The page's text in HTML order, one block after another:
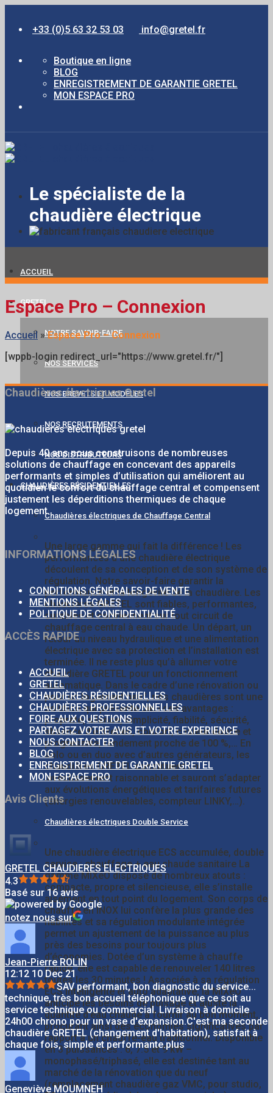
+33 (0)5 63 32 53 03 info@gretel.fr
Boutique en ligne
BLOG
ENREGISTREMENT DE GARANTIE GRETEL
MON ESPACE PRO
Le spécialiste de la
chaudière électrique
ACCUEIL
GRETEL
NOTRE SAVOIR-FAIRE
NOS SERVICES
NOS BREVETS ET MODÈLES
NOS RECRUTEMENTS
NOS DISTRIBUTEURS
CHAUDIÈRES RÉSIDENTIELLES
Chaudières électriques de Chauffage Central
Une large gamme qui fait la différence ! Les
performances d’une chaudière électrique
découlent de sa conception et de son système de
régulation. Notre savoir-faire garantir la
performance et la longévité de la chaudière. Les
chaudières GRETEL sont fiables, performantes,
durables et conviennent sur tout circuit de
chauffage central à eau chaude. Un départ, un
retour au niveau hydraulique et une alimentation
électrique avec sa protection et l’installation est
terminée. Il ne reste plus qu’à allumer votre
chaudière GRETEL pour un fonctionnement
automatique. Dans le cadre d’une rénovation ou
pour un logement neuf, nos chaudières sont une
solution qui présente bien des avantages :
propreté, silence, simplicité, fiabilité, sécurité,
absence d’entretien, confort, chaleur douce et
progressive, rendement proche de 100 %,… En
solo ou en duo avec d’autres générateurs, les
chaudières GRETEL constituent un
investissement raisonnable et sauront s’adapter
aux évolutions énergétiques et tarifaires futures
(énergies renouvelables, compteur LINKY,…).
Chaudières électriques Double Service
Une chaudière électrique ECS accumulée, double
service : chauffage + eau chaude sanitaire La
gamme MIXéO dispose de nombreux atouts :
compacte, propre et silencieuse, elle s’installe
aisément en tout point du logement. Son corps de
chauffe en INOX lui confère la plus grande des
fiabilités et sa régulation modulante intégrée
permet un ajustement de la puissance au plus
près des besoins pour toujours plus
d’économies. Dotée d’un système à chauffe
rapide, elle est capable de renouveler 140 litres
toutes les 30 minutes ! Associée à sa régulation
ECS intelligente et auto adaptative, la MIXéO
anticipe les besoins de puisage et ajuste la
quantité d’eau chaude à fournir au bon moment,
procurant ainsi des économies significatives par
rapport à un chauffe-eau traditionnel. Disponible
en 3 puissances : 6, 7.5 et 9 kW –
monophasé/triphasé, elle est destinée tant au
marché de la rénovation que du neuf
(remplacement chaudière gaz VMC, pour studio,
Espace Pro – Connexion
Accueil »Espace Pro – Connexion
[wppb-login redirect_url="https://www.gretel.fr/"]
Chaudières électriques Gretel
Depuis 40 ans nous construisons de nombreuses
solutions de chauffage en concevant des appareils
performants et simples d’utilisation qui améliorent au
quotidien le confort du chauffage central et compensent
justement les déperditions thermiques de chaque
logement.
INFORMATIONS LÉGALES
CONDITIONS GÉNÉRALES DE VENTE
MENTIONS LÉGALES
POLITIQUE DE CONFIDENTIALITÉ
ACCÈS RAPIDE
ACCUEIL
GRETEL
CHAUDIÈRES RÉSIDENTIELLES
CHAUDIÈRES PROFESSIONNELLES
FOIRE AUX QUESTIONS
PARTAGEZ VOTRE AVIS ET VOTRE EXPERIENCE
NOUS CONTACTER
BLOG
ENREGISTREMENT DE GARANTIE GRETEL
MON ESPACE PRO
Avis Clients
GRETEL CHAUDIERES ELECTRIQUES
4.3
Basé sur 16 avis
notez nous sur
Jean-Pierre ROLIN
12:12 10 Dec 21
SAV performant, bon diagnostic du service...
technique, très bon accueil téléphonique que ce soit au
service technique ou commercial. Livraison à domicile
24h00 chrono pour un vase d'expansion.C'est ma seconde
chaudière GRETEL (changement d'habitation), satisfait à
chaque fois, simple et performante.plus
Geneviève MOUMNEH